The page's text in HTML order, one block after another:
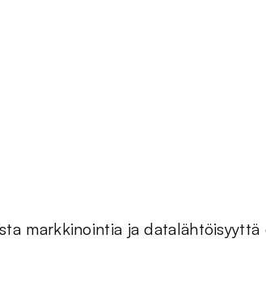
markkinointia ja datalähtöisyyttä